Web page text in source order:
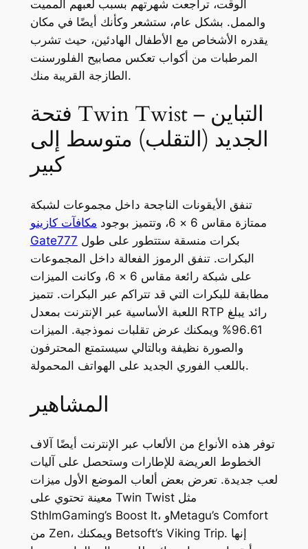
الوقت، تراجعت شهرتهم بسبب لعبهم المميت
والممل. بشكل عام، ستشعر وكأنك أيضًا في مكان
يقدره الأشخاص مع الأطفال الهادئين، حيث تشرب
المرطبات من أكواب تعكس مصابيح الفلورسنت
الطازجة القريبة منك.
فتحة Twin Twist – التباين
الجديد (التقلب) متوسط إلى
كبير
تنفق الأيقونات الناجحة داخل مجموعات لشبكة
ممتازة مقاس 6 × 6، وتتميز بوجود
مكافآت كازينو
Gate777
البكرات. تنفق الرموز الفعالة داخل المجموعات
على شبكة رائعة مقاس 6 × 6، وكانت الميزات
مطابقة للبكرات التي قد تتراكم عبر البكرات. تتميز
اللعبة الأساسية عبر الإنترنت بمعدل RTP رائد يبلغ
96.61% ويمكنك عرض تقلبات نموذجية. الميزات
والصورة نظيفة وبالتالي سيستمتع المحترفون
باللعب الفوري الجديد على الهواتف المحمولة.
المشاهير
توفر هذه الأنواع من الألعاب عبر الإنترنت أيضًا آلاف
الخطوط العريضة للإطارات وستحصل على آليات
لعب جديدة. تعرض بعض ألعاب الموضع الأول ميزات
معينة تحتوي على Twin Twist مثل
SthlmGaming’s Boost It، وMetagu’s Comfort
من Zen، ويمكنك Betsoft’s Viking Trip. إنها